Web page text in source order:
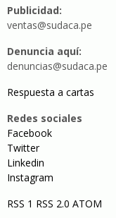
Publicidad:
ventas@sudaca.pe
Denuncia aquí:
denuncias@sudaca.pe
Respuesta a cartas
Redes sociales
Facebook
Twitter
Linkedin
Instagram
RSS 1 RSS 2.0 ATOM